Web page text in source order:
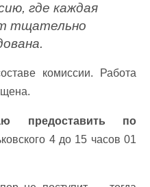
где каждая
тщательно
комиссии. Работа
предоставить по
4 до 15 часов 01